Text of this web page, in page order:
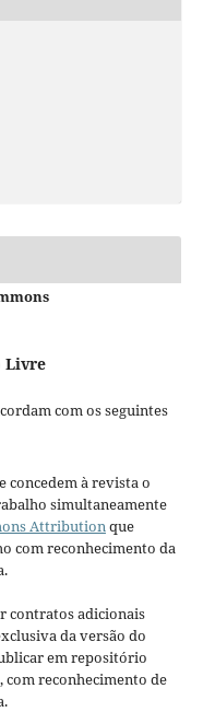
Livre
com os seguintes
concedem à revista o
simultaneamente
Attribution que
com reconhecimento da
contratos adicionais
da versão do
em repositório
reconhecimento de